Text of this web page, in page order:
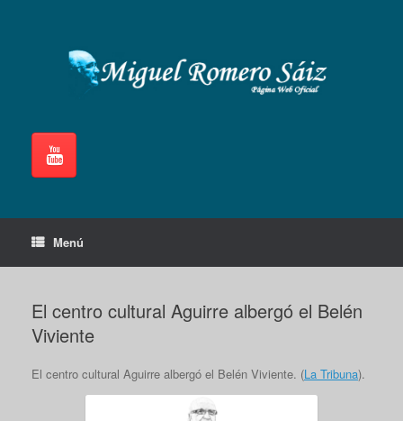
Menú
El centro cultural Aguirre albergó el Belén
Viviente
El centro cultural Aguirre albergó el Belén Viviente. (La Tribuna).